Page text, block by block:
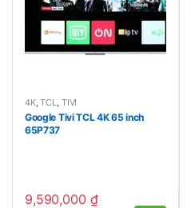
4K,TCL TIVI
Google Tivi TCL 4K 65 inch
65P737
9,590,000 ₫